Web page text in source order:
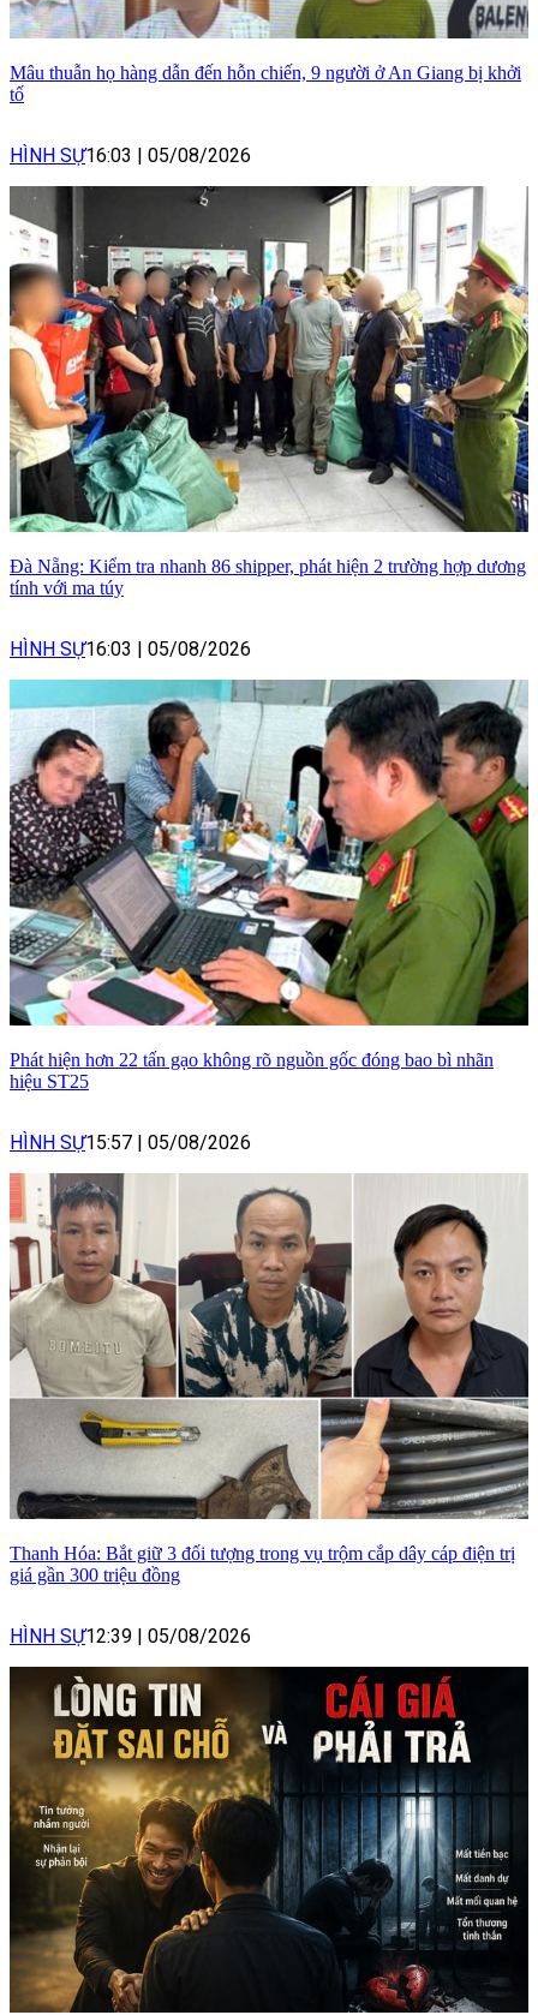
Mâu thuẫn họ hàng dẫn đến hỗn chiến, 9 người ở An Giang bị khởi
tố
HÌNH SỰ16:03 05/08/2026
Đà Nẵng: Kiểm tra nhanh 86 shipper, phát hiện 2 trường hợp dương
tính với ma túy
HÌNH SỰ16:03 05/08/2026
Phát hiện hơn 22 tấn gạo không rõ nguồn gốc đóng bao bì nhãn
hiệu ST25
HÌNH SỰ15:57 05/08/2026
Thanh Hóa: Bắt giữ 3 đối tượng trong vụ trộm cắp dây cáp điện trị
giá gần 300 triệu đồng
HÌNH SỰ12:39 05/08/2026